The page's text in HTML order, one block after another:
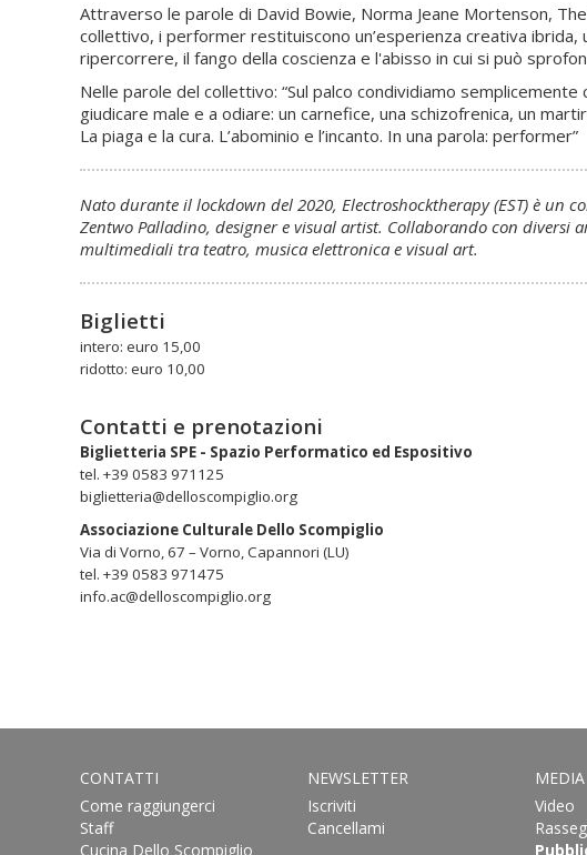
Attraverso le parole di David Bowie, Norma Jeane Mortenson,
collettivo, i performer restituiscono un’esperienza creativa
ripercorrere, il fango della coscienza e l'abisso in cui si può
Nelle parole del collettivo: “Sul palco condividiamo
giudicare male e a odiare: un carnefice, una schizofrenica, un
La piaga e la cura. L’abominio e l’incanto. In una parola: performer”
Nato durante il lockdown del 2020, Electroshocktherapy (EST) è un
Zentwo Palladino, designer e visual artist. Collaborando con
multimediali tra teatro, musica elettronica e visual art.
Biglietti
intero: euro 15,00
ridotto: euro 10,00
Contatti e prenotazioni
Biglietteria SPE - Spazio Performatico ed Espositivo
tel. +39 0583 971125
biglietteria@delloscompiglio.org
Associazione Culturale Dello Scompiglio
Via di Vorno, 67 – Vorno, Capannori (LU)
tel. +39 0583 971475
info.ac@delloscompiglio.org
CONTATTI
Come raggiungerci
Staff
Cucina Dello Scompiglio
NEWSLETTER
Iscriviti
Cancellami
MEDIA
Video